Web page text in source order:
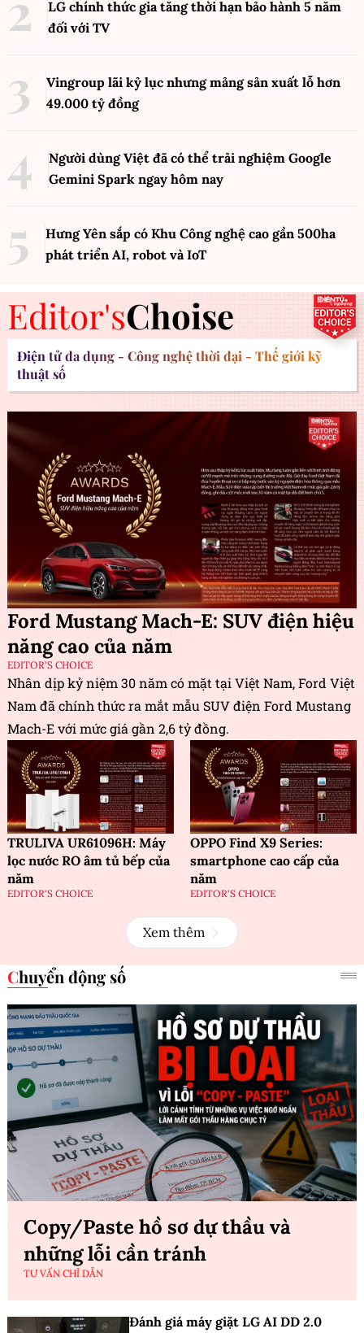
LG chính thức gia tăng thời hạn bảo hành 5 năm
đối với TV
Vingroup lãi kỷ lục nhưng mảng sản xuất lỗ hơn
49.000 tỷ đồng
Người dùng Việt đã có thể trải nghiệm Google
Gemini Spark ngay hôm nay
Hưng Yên sắp có Khu Công nghệ cao gần 500ha
phát triển AI, robot và IoT
Editor'sChoise
Điện tử đa dụng - Công nghệ thời đại - Thế giới kỹ
thuật số
Ford Mustang Mach-E: SUV điện hiệu
năng cao của năm
EDITOR'S CHOICE
Nhân dịp kỷ niệm 30 năm có mặt tại Việt Nam, Ford Việt
Nam đã chính thức ra mắt mẫu SUV điện Ford Mustang
Mach-E với mức giá gần 2,6 tỷ đồng.
TRULIVA UR61096H: Máy
lọc nước RO âm tủ bếp của
năm
EDITOR'S CHOICE
OPPO Find X9 Series:
smartphone cao cấp của
năm
EDITOR'S CHOICE
Xem thêm
Chuyển động số
Copy/Paste hồ sơ dự thầu và
những lỗi cần tránh
TƯ VẤN CHỈ DẪN
Đánh giá máy giặt LG AI DD 2.0